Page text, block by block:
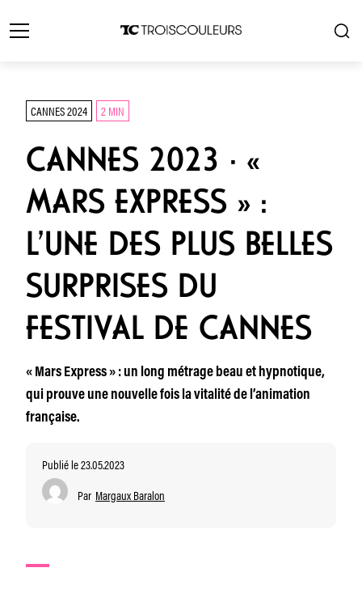
CANNES 2024 2 MIN
CANNES 2023 · «
MARS EXPRESS » :
L’UNE DES PLUS BELLES
SURPRISES DU
FESTIVAL DE CANNES
« Mars Express » : un long métrage beau et hypnotique,
qui prouve une nouvelle fois la vitalité de l’animation
française.
Publié le 23.05.2023
Par Margaux Baralon